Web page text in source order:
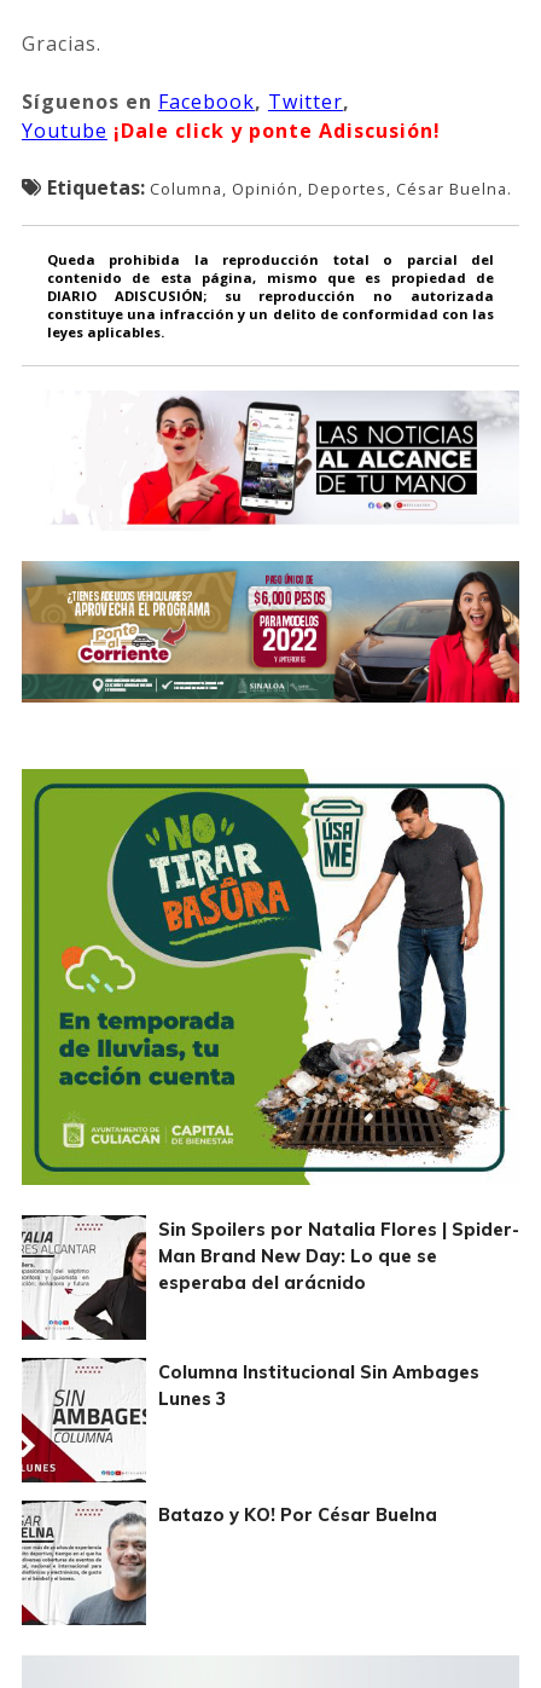
Gracias.
Síguenos en Facebook, Twitter,
Youtube ¡Dale click y ponte Adiscusión!
Etiquetas: Columna, Opinión, Deportes, César Buelna.
Queda prohibida la reproducción total o parcial del
contenido de esta página, mismo que es propiedad de
DIARIO ADISCUSIÓN; su reproducción no autorizada
constituye una infracción y un delito de conformidad con las
leyes aplicables.
Sin Spoilers por Natalia Flores | Spider-
Man Brand New Day: Lo que se
esperaba del arácnido
Columna Institucional Sin Ambages
Lunes 3
Batazo y KO! Por César Buelna